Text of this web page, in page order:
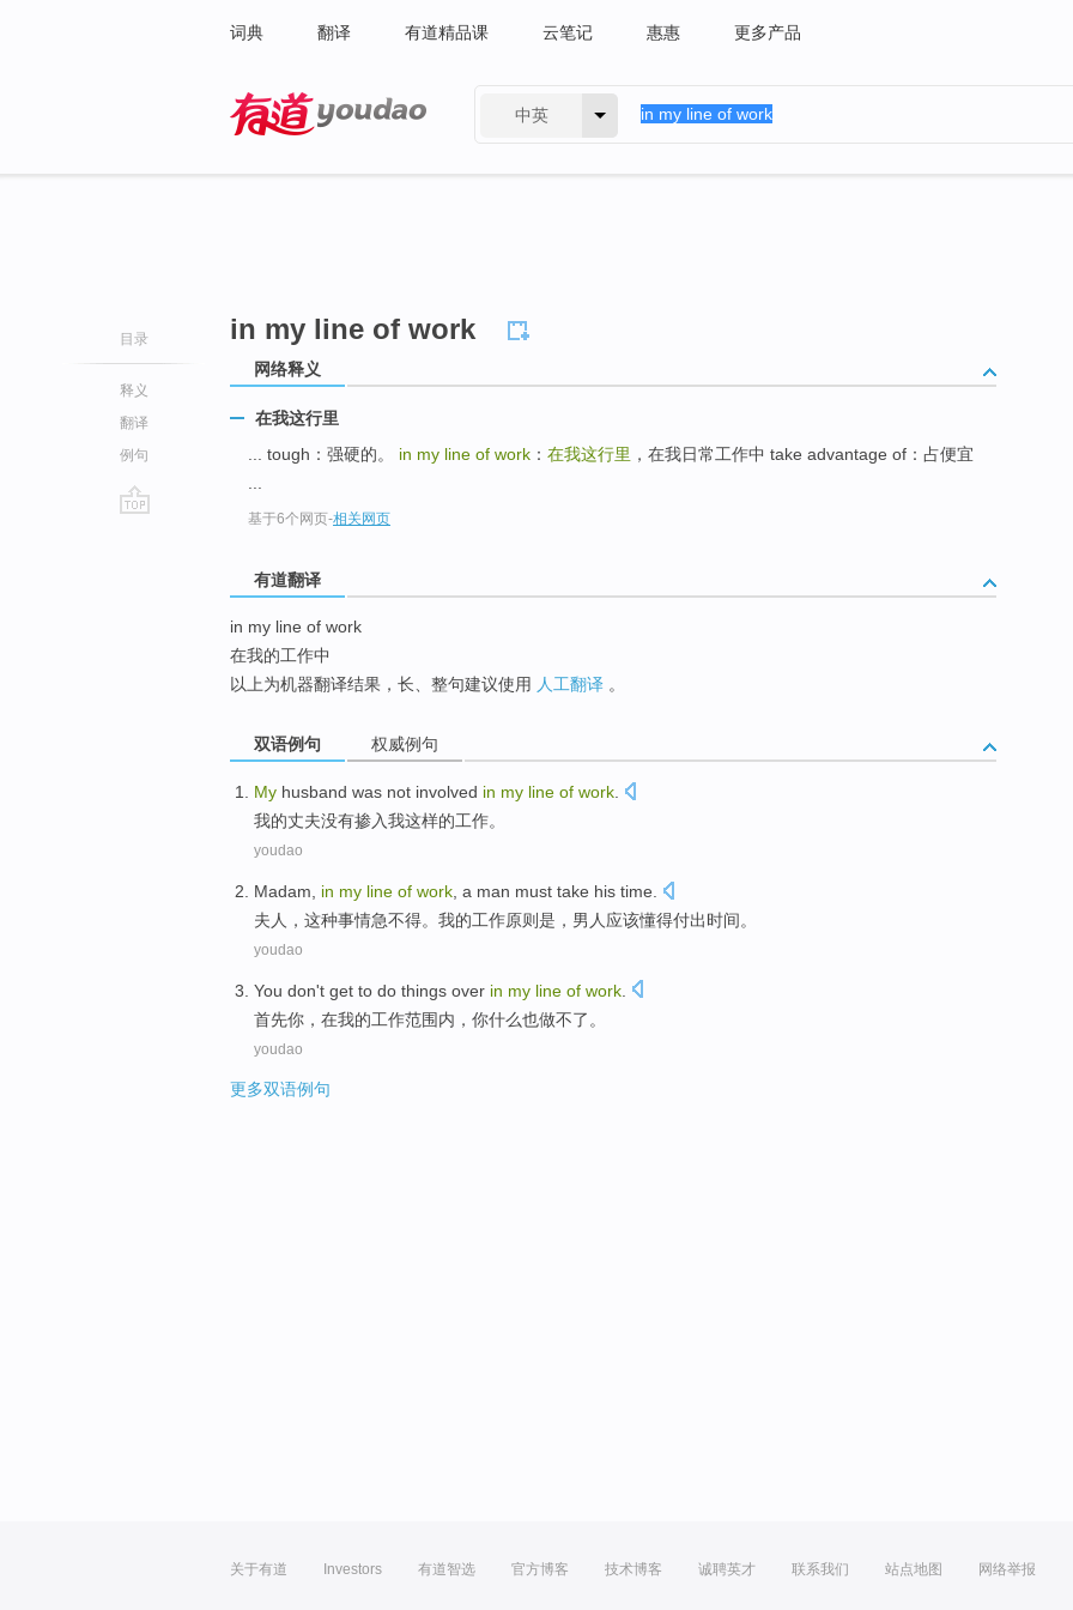
词典 翻译 有道精品课 云笔记 惠惠 更多产品
中英
目录
释义
翻译
例句
in my line of work
网络释义
在我这行里
... tough：强硬的。 in my line of work ： 在我这行里 ，在我日常工作中 take advantage of：占便宜
基于6个网页-相关网页
有道翻译
in my line of work
在我的工作中
以上为机器翻译结果，长、整句建议使用 人工翻译 。
双语例句 权威例句
My husband was not involved in my line of work
我的丈夫没有掺入我这样的工作。
youdao
Madam in my line of work a man must take his time
夫人 ，这种事情急不得。 我的工作原则是， 男人 应该懂得付出时间。
youdao
You don't get to do things over in my line of work
首先你 ， 在我的工作范围内 ，你什么也做不了 。
youdao
更多双语例句
关于有道 Investors 有道智选 官方博客 技术博客 诚聘英才 联系我们 站点地图 网络举报